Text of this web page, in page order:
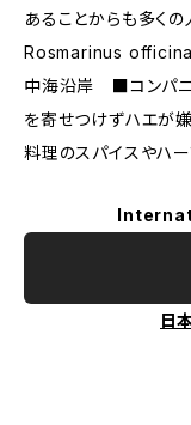
あることからも多く
Rosmarinus
中海沿岸 ■コンパニ
を寄せつけずハエが
料理のスパイスやハ
日